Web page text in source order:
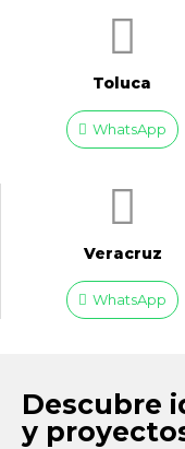
Toluca
WhatsApp
Veracruz
WhatsApp
Descubre
y